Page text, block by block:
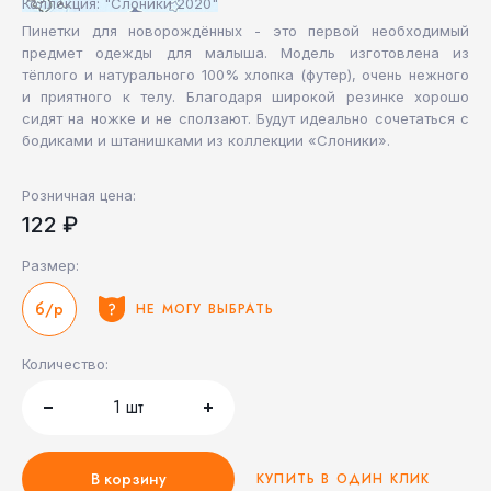
Пинетки для новорождённых - это первой необходимый
предмет одежды для малыша. Модель изготовлена из
тёплого и натурального 100% хлопка (футер), очень нежного
и приятного к телу. Благодаря широкой резинке хорошо
сидят на ножке и не сползают. Будут идеально сочетаться с
бодиками и штанишками из коллекции «Слоники».
Розничная цена:
122 ₽
Размер:
б/р НЕ МОГУ ВЫБРАТЬ
Количество:
1 шт
В корзину КУПИТЬ В ОДИН КЛИК